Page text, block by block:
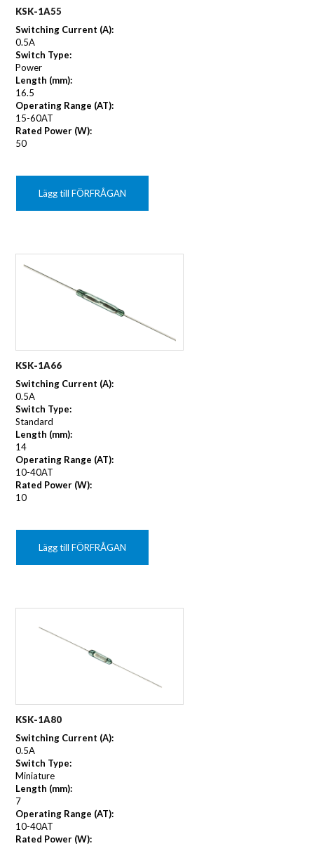
KSK-1A55
Switching Current (A):
0.5A
Switch Type:
Power
Length (mm):
16.5
Operating Range (AT):
15-60AT
Rated Power (W):
50
Lägg till FÖRFRÅGAN
KSK-1A66
Switching Current (A):
0.5A
Switch Type:
Standard
Length (mm):
14
Operating Range (AT):
10-40AT
Rated Power (W):
10
Lägg till FÖRFRÅGAN
KSK-1A80
Switching Current (A):
0.5A
Switch Type:
Miniature
Length (mm):
7
Operating Range (AT):
10-40AT
Rated Power (W):